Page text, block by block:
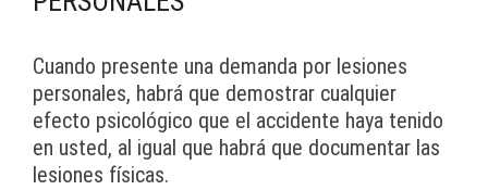
Cuando presente una demanda por lesiones
personales, habrá que demostrar cualquier
efecto psicológico que el accidente haya tenido
en usted, al igual que habrá que documentar las
lesiones físicas.